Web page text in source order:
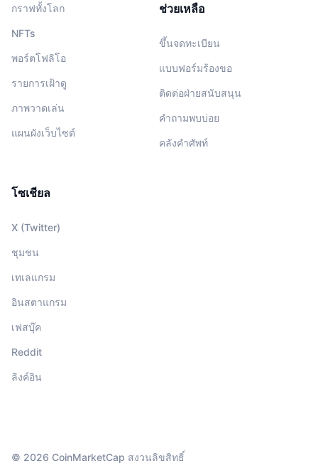
กราฟทั้งโลก
NFTs
พอร์ตโฟลิโอ
รายการเฝ้าดู
ภาพวาดเล่น
แผนผังเว็บไซต์
ช่วยเหลือ
ขึ้นจดทะเบียน
แบบฟอร์มร้องขอ
ติดต่อฝ่ายสนับสนุน
คำถามพบบ่อย
คลังคำศัพท์
โซเชียล
X (Twitter)
ชุมชน
เทเลแกรม
อินสตาแกรม
เฟสบุ๊ค
Reddit
ลิงค์อิน
© 2026 CoinMarketCap สงวนลิขสิทธิ์